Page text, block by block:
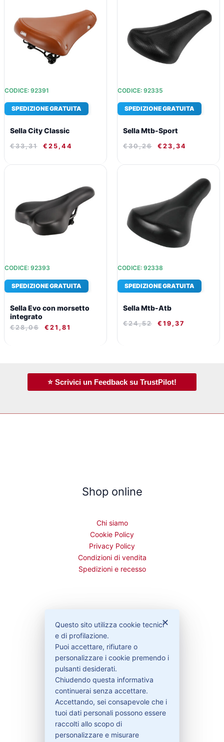
CODICE: 92391
SPEDIZIONE GRATUITA
Sella City Classic
€33,31
ERA:
€33,31.
€ 25,44
È:
€25,44.
CODICE: 92335
SPEDIZIONE GRATUITA
Sella Mtb-Sport
€30,26
€30,26.
€ 23,34
È:
€23,34.
CODICE: 92393
SPEDIZIONE GRATUITA
Sella Evo con morsetto
integrato
€28,06
€28,06.
€ 21,81
È:
€21,81.
CODICE: 92338
SPEDIZIONE GRATUITA
Sella Mtb-Atb
€24,52
ORIGINALE
€24,52.
€ 19,37
ATTUALE
È:
€19,37.
⭐ Scrivici un Feedback su TrustPilot!
Shop online
Chi siamo
Cookie Policy
Privacy Policy
Condizioni di vendita
Spedizioni e recesso
Contattaci
Garanzie
Contatti
329-30.78.513
✕
Questo sito utilizza cookie tecnici
e di profilazione.
Puoi accettare, rifiutare o
personalizzare i cookie premendo i
pulsanti desiderati.
Chiudendo questa informativa
continuerai senza accettare.
Accettando, sei consapevole che i
tuoi dati personali possono essere
raccolti allo scopo di
personalizzare e misurare